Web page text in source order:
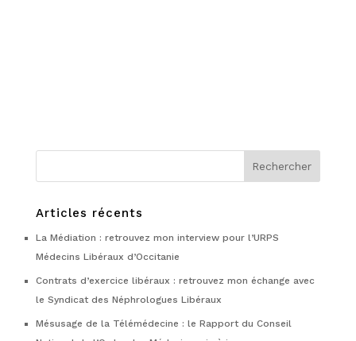
Articles récents
La Médiation : retrouvez mon interview pour l’URPS
Médecins Libéraux d’Occitanie
Contrats d’exercice libéraux : retrouvez mon échange avec
le Syndicat des Néphrologues Libéraux
Mésusage de la Télémédecine : le Rapport du Conseil